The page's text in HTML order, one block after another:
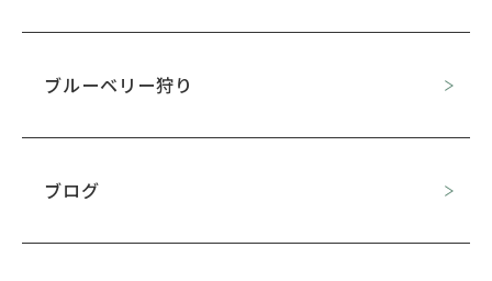
ブルーベリー狩り
ブログ